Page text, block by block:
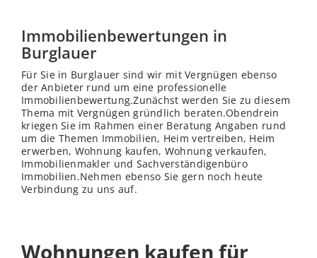
Immobilienbewertungen in
Burglauer
Für Sie in Burglauer sind wir mit Vergnügen ebenso
der Anbieter rund um eine professionelle
Immobilienbewertung.Zunächst werden Sie zu diesem
Thema mit Vergnügen gründlich beraten.Obendrein
kriegen Sie im Rahmen einer Beratung Angaben rund
um die Themen Immobilien, Heim vertreiben, Heim
erwerben, Wohnung kaufen, Wohnung verkaufen,
Immobilienmakler und Sachverständigenbüro
Immobilien.Nehmen ebenso Sie gern noch heute
Verbindung zu uns auf.
Wohnungen kaufen für